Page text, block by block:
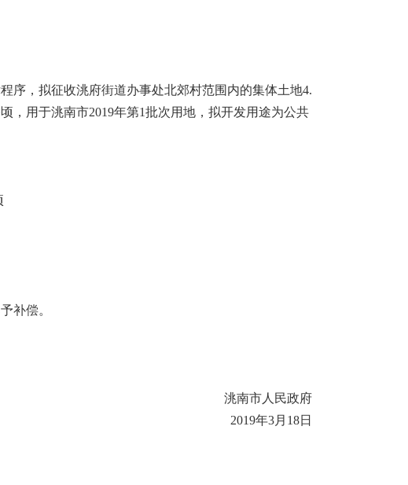
序，拟征收洮府街道办事处北郊村范围内的集体土地4.
，用于洮南市2019年第1批次用地，拟开发用途为公共
补偿。
洮南市人民政府
2019年3月 18日